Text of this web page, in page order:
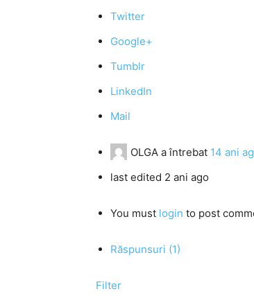
Twitter
Google+
Tumblr
LinkedIn
Mail
OLGA a întrebat 14 ani
last edited 2 ani ago
You must login to post
Răspunsuri (1)
Filter